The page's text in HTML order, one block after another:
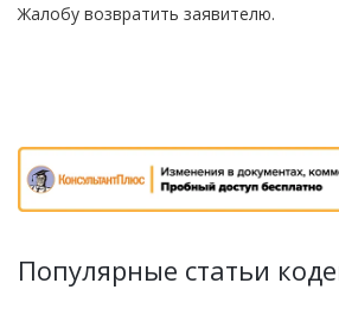
Жалобу возвратить заявителю.
Популярные статьи